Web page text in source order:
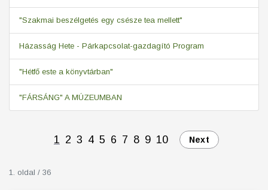
"Szakmai beszélgetés egy csésze tea mellett"
Házasság Hete - Párkapcsolat-gazdagító Program
"Hétfő este a könyvtárban"
"FÁRSÁNG" A MÚZEUMBAN
1 2 3 4 5 6 7 8 9 10 Next
1. oldal / 36